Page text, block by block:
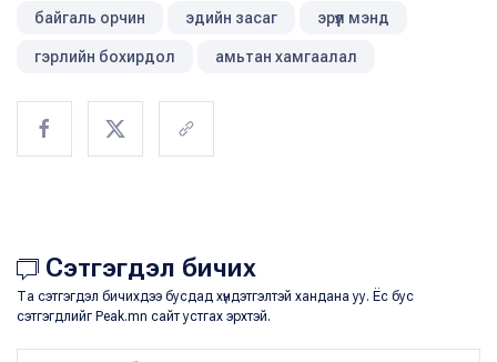
байгаль орчин эдийн засаг эрүүл мэнд
гэрлийн бохирдол амьтан хамгаалал
Сэтгэгдэл бичих
Та сэтгэгдэл бичихдээ бусдад хүндэтгэлтэй хандана уу. Ёс бус
сэтгэгдлийг Peak.mn сайт устгах эрхтэй.